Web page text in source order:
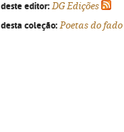
deste editor: DG Edições
desta coleção: Poetas do fado